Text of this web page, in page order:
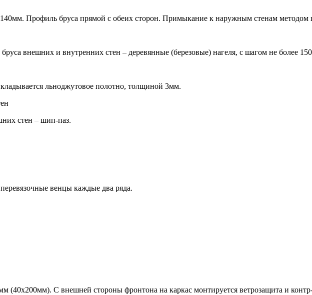
Профиль бруса прямой с обеих сторон. Примыкание к наружным стенам методом
внешних и внутренних стен – деревянные (березовые) нагеля, с шагом не более
льноджутовое полотно, толщиной 3мм.
стен – шип-паз.
венцы каждые два ряда.
(40х200мм). С внешней стороны фронтона на каркас монтируется ветрозащита и